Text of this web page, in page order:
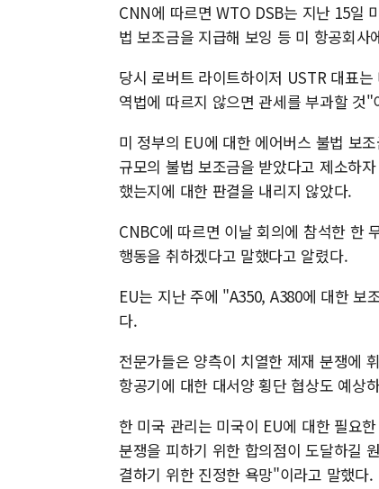
CNN에 따르면 WTO DSB는 지난 15일
법 보조금을 지급해 보잉 등 미 항공회사
당시 로버트 라이트하이저 USTR 대표
역법에 따르지 않으면 관세를 부과할 것"
미 정부의 EU에 대한 에어버스 불법 보
규모의 불법 보조금을 받았다고 제소하
했는지에 대한 판결을 내리지 않았다.
CNBC에 따르면 이날 회의에 참석한 한
행동을 취하겠다고 말했다고 알렸다.
EU는 지난 주에 "A350, A380에 대한 보
다.
전문가들은 양측이 치열한 제재 분쟁에
항공기에 대한 대서양 횡단 협상도 예상
한 미국 관리는 미국이 EU에 대한 필요
분쟁을 피하기 위한 합의점이 도달하길
결하기 위한 진정한 욕망"이라고 말했다.